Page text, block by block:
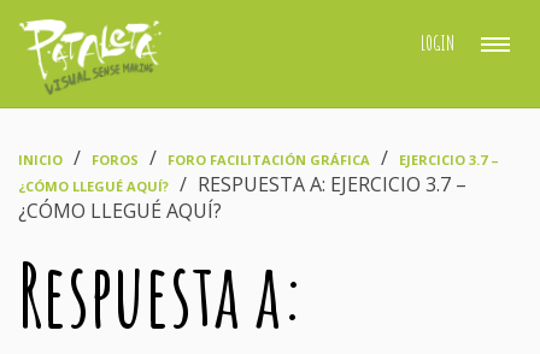
LOGIN
INICIO FOROS FORO FACILITACIÓN GRÁFICA
EJERCICIO 3.7 –
¿CÓMO LLEGUÉ AQUÍ?
RESPUESTA A: EJERCICIO 3.7 –
¿CÓMO LLEGUÉ AQUÍ?
Respuesta a: